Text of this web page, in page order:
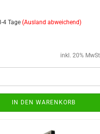
4 Tage (Ausland abweichend)
inkl. 20%
IN DEN WARENKORB